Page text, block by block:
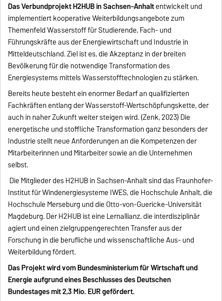
Das Verbundprojekt H2HUB in Sachsen-Anhaltentwickelt und
implementiert kooperative Weiterbildungsangebote zum
Themenfeld Wasserstoff für Studierende, Fach- und
Führungskräfte aus der Energiewirtschaft und Industrie in
Mitteldeutschland. Ziel ist es, die Akzeptanz in der breiten
Bevölkerung für die notwendige Transformation des
Energiesystems mittels Wasserstofftechnologien zu stärken.
Bereits heute besteht ein enormer Bedarf an qualifizierten
Fachkräften entlang der Wasserstoff-Wertschöpfungskette, der
auch in naher Zukunft weiter steigen wird. (Zenk, 2023) Die
energetische und stoffliche Transformation ganz besonders der
Industrie stellt neue Anforderungen an die Kompetenzen der
Mitarbeiterinnen und Mitarbeiter sowie an die Unternehmen
selbst.
Die Mitglieder des H2HUB in Sachsen-Anhalt sind das Fraunhofer-
Institut für Windenergiesysteme IWES, die Hochschule Anhalt, die
Hochschule Merseburg und die Otto-von-Guericke-Universität
Magdeburg. Der H2HUB ist eine Lernallianz, die interdisziplinär
agiert und einen zielgruppengerechten Transfer aus der
Forschung in die berufliche und wissenschaftliche Aus- und
Weiterbildung fördert.
Das Projekt wird vom Bundesministerium für Wirtschaft und
Energie aufgrund eines Beschlusses des Deutschen
Bundestages mit 2,3 Mio. EUR gefördert.